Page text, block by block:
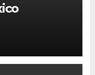
la
y la